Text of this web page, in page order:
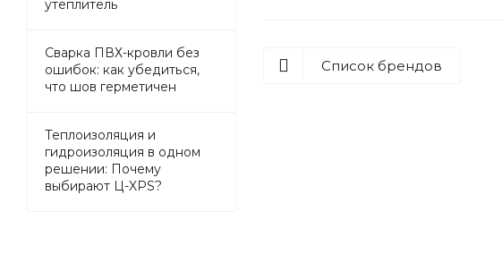
Список брендов
утеплитель
Сварка ПВХ-кровли без
ошибок: как убедиться,
что шов герметичен
Теплоизоляция и
гидроизоляция в одном
решении: Почему
выбирают Ц-XPS?